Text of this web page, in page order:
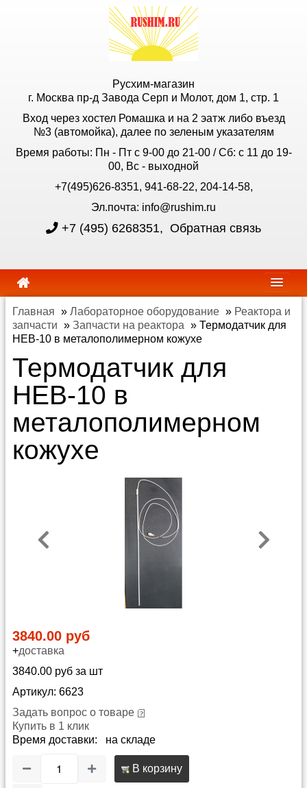
Русхим-магазин
г. Москва пр-д Завода Серп и Молот, дом 1, стр. 1
Вход через хостел Ромашка и на 2 эатж либо въезд
№3 (автомойка), далее по зеленым указателям
Время работы: Пн - Пт с 9-00 до 21-00 / Сб: с 11 до 19-
00, Вс - выходной
+7(495)626-8351, 941-68-22, 204-14-58,
Эл.почта: info@rushim.ru
+7 (495) 6268351, Обратная связь
Главная » Лабораторное оборудование » Реактора и
запчасти » Запчасти на реактора » Термодатчик для
HEB-10 в металополимерном кожухе
Термодатчик для
HEB-10 в
металополимерном
кожухе
3840.00 руб
+доставка
3840.00 руб за шт
Артикул: 6623
Задать вопрос о товаре
Купить в 1 клик
Время доставки: на складе
В корзину